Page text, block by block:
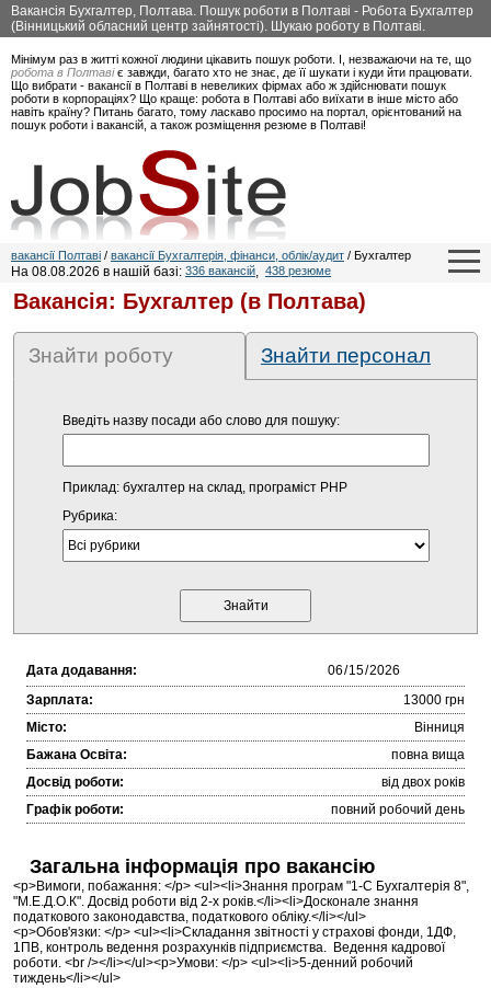
Вакансія Бухгалтер, Полтава. Пошук роботи в Полтаві - Робота Бухгалтер
(Вінницький обласний центр зайнятості). Шукаю роботу в Полтаві.
Мінімум раз в житті кожної людини цікавить пошук роботи. І, незважаючи на те, що
робота в Полтавіє завжди, багато хто не знає, де її шукати і куди йти працювати.
Що вибрати - вакансії в Полтаві в невеликих фірмах або ж здійснювати пошук
роботи в корпораціях? Що краще: робота в Полтаві або виїхати в інше місто або
навіть країну? Питань багато, тому ласкаво просимо на портал, орієнтований на
пошук роботи і вакансій, а також розміщення резюме в Полтаві!
вакансії Полтаві / вакансії Бухгалтерія, фінанси, облік/аудит / Бухгалтер
На 08.08.2026 в нашій базі: 336 вакансій, 438 резюме
Вакансія: Бухгалтер (в Полтава)
Знайти роботу Знайти персонал
Введіть назву посади або слово для пошуку:
Приклад: бухгалтер на склад, програміст PHP
Рубрика:
Дата додавання:
Зарплата:
13000 грн
Місто:
Вінниця
Бажана Освіта:
повна вища
Досвід роботи:
від двох років
Графік роботи:
повний робочий день
Загальна інформація про вакансію
<p>Вимоги, побажання: </p> <ul><li>Знання програм "1-С Бухгалтерія 8",
"М.Е.Д.О.К". Досвід роботи від 2-х років.</li><li>Досконале знання
податкового законодавства, податкового обліку.</li></ul>
<p>Обов'язки: </p> <ul><li>Складання звітності у страхові фонди, 1ДФ,
1ПВ, контроль ведення розрахунків підприємства. Ведення кадрової
роботи. <br /></li></ul><p>Умови: </p> <ul><li>5-денний робочий
тиждень</li></ul>